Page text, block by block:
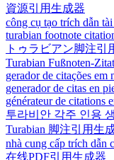
資源引用生成器
công cụ tạo trích dẫn
turabian footnote
トゥラビアン脚注引
Turabian Fußnoten-
gerador de citações em
generador de citas en
générateur de citations
투라비안 각주 인용
Turabian 脚注引用生
nhà cung cấp trích dẫn
在线PDF引用生成器